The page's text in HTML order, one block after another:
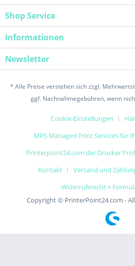
Shop Service
Informationen
Newsletter
* Alle Preise verstehen sich zzgl.
ggf. Nachnahmegebühren, wenn
Cookie-Einstellungen
MPS Managed Print Services für
Printerpoint24.com der Drucker
Kontakt
Versand und
Widerrufsrecht +
Copyright © PrinterPoint24.com -